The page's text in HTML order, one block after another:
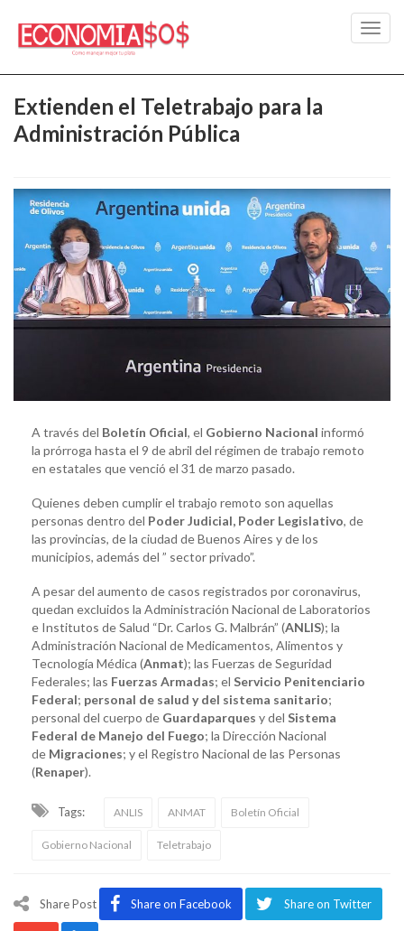
Extienden el Teletrabajo para la
Administración Pública
A través del Boletín Oficial, el Gobierno Nacional informó
la prórroga hasta el 9 de abril del régimen de trabajo remoto
en estatales que venció el 31 de marzo pasado.
Quienes deben cumplir el trabajo remoto son aquellas
personas dentro del Poder Judicial, Poder Legislativo, de
las provincias, de la ciudad de Buenos Aires y de los
municipios, además del ” sector privado”.
A pesar del aumento de casos registrados por coronavirus,
quedan excluidos la Administración Nacional de Laboratorios
e Institutos de Salud “Dr. Carlos G. Malbrán” (ANLIS); la
Administración Nacional de Medicamentos, Alimentos y
Tecnología Médica (Anmat); las Fuerzas de Seguridad
Federales; las Fuerzas Armadas; el Servicio Penitenciario
Federal; personal de salud y del sistema sanitario;
personal del cuerpo de Guardaparques y del Sistema
Federal de Manejo del Fuego; la Dirección Nacional
de Migraciones; y el Registro Nacional de las Personas
(Renaper).
Tags: ANLIS ANMAT Boletín Oficial
Gobierno Nacional Teletrabajo
Share Post Share on Facebook Share on Twitter